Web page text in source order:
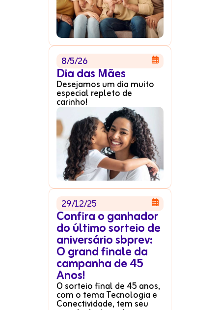
8/5/26 
Dia das Mães
Desejamos um dia muito
especial repleto de
carinho!
29/12/25 
Confira o ganhador
do último sorteio de
aniversário sbprev:
O grand finale da
campanha de 45
Anos!
O sorteio final de 45 anos,
com o tema Tecnologia e
Conectividade, tem seu